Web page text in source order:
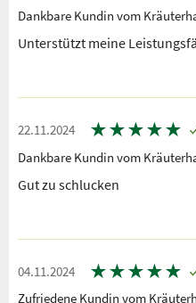
Dankbare Kundin vom
Unterstützt meine
22.11.2024 ★★★★★
Dankbare Kundin vom
Gut zu schlucken
04.11.2024 ★★★★★
Zufriedene Kundin vom